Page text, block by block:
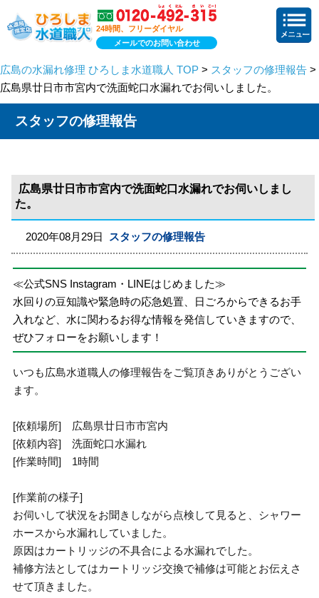
24時間、フリーダイヤル
メールでのお問い合わせ
広島の水漏れ修理 ひろしま水道職人 TOP > スタッフの修理報告 >
広島県廿日市市宮内で洗面蛇口水漏れでお伺いしました。
スタッフの修理報告
広島県廿日市市宮内で洗面蛇口水漏れでお伺いしまし
た。
2020年08月29日 スタッフの修理報告
≪公式SNS Instagram・LINEはじめました≫
水回りの豆知識や緊急時の応急処置、日ごろからできるお手
入れなど、水に関わるお得な情報を発信していきますので、
ぜひフォローをお願いします！
いつも広島水道職人の修理報告をご覧頂きありがとうござい
ます。
[依頼場所] 広島県廿日市市宮内
[依頼内容] 洗面蛇口水漏れ
[作業時間] 1時間
[作業前の様子]
お伺いして状況をお聞きしながら点検して見ると、シャワー
ホースから水漏れしていました。
原因はカートリッジの不具合による水漏れでした。
補修方法としてはカートリッジ交換で補修は可能とお伝えさ
せて頂きました。